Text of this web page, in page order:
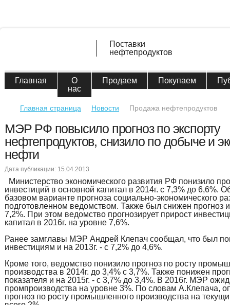
Поставки
нефтепродуктов
Главная
О
нас
Продаем Покупаем
Главная страница Новости Продажа нефтепродуктов
МЭР РФ повысило прогноз по экспорту
нефтепродуктов, снизило по добыче и
нефти
Дата публикации: 15.04.2013
Министерство экономического развития РФ понизило
инвестиций в основной капитал в 2014г. с 7,3% до 6,6%.
базовом варианте прогноза социально-экономического
подготовленном ведомством. Также был снижен прогноз
7,2%. При этом ведомство прогнозирует прирост
капитал в 2016г. на уровне 7,6%.
Ранее замглавы МЭР Андрей Клепач сообщал, что был
инвестициям и на 2013г. - с 7,2% до 4,6%.
Кроме того, ведомство понизило прогноз по росту
производства в 2014г. до 3,4% с 3,7%. Также понижен
показателя и на 2015г. - с 3,7% до 3,4%. В 2016г. МЭР
промпроизводства на уровне 3%. По словам А.Клепача,
прогноз по росту промышленного производства на